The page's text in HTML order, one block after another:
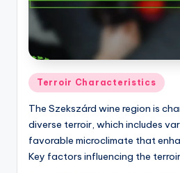
Posted
in
Terroir Characteristics
The Szekszárd wine region is
diverse terroir, which includes
favorable microclimate that
Key factors influencing the